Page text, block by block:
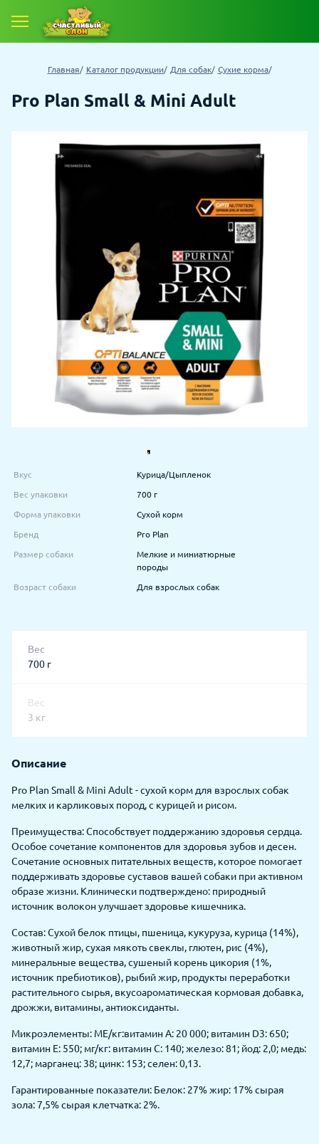
Главная Каталог продукции Для собак Сухие корма
Pro Plan Small & Mini Adult
Вкус Курица/Цыпленок
Вес упаковки 700 г
Форма упаковки Сухой корм
Бренд Pro Plan
Размер собаки
Мелкие и миниатюрные
породы
Возраст собаки Для взрослых собак
Вес
700 г
Вес
3 кг
Описание
Pro Plan Small & Mini Adult - сухой корм для взрослых собак
мелких и карликовых пород, с курицей и рисом.
Преимущества: Способствует поддержанию здоровья сердца.
Особое сочетание компонентов для здоровья зубов и десен.
Сочетание основных питательных веществ, которое помогает
поддерживать здоровье суставов вашей собаки при активном
образе жизни. Клинически подтверждено: природный
источник волокон улучшает здоровье кишечника.
Состав: Сухой белок птицы, пшеница, кукуруза, курица (14%),
животный жир, сухая мякоть свеклы, глютен, рис (4%),
минеральные вещества, сушеный корень цикория (1%,
источник пребиотиков), рыбий жир, продукты переработки
растительного сырья, вкусоароматическая кормовая добавка,
дрожжи, витамины, антиоксиданты.
Микроэлементы: МЕ/кг:витамин A: 20 000; витамин D3: 650;
витамин E: 550; мг/кг: витамин C: 140; железо: 81; йод: 2,0; медь:
12,7; марганец: 38; цинк: 153; селен: 0,13.
Гарантированные показатели: Белок: 27% жир: 17% сырая
зола: 7,5% сырая клетчатка: 2%.